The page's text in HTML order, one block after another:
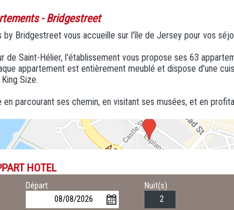
- Bridgestreet
Bridgestreet vous accueille sur l'île de Jersey pour vos
de Saint-Hélier, l'établissement vous propose ses 63
appartement est entièrement meublé et dispose d'une
Size.
parcourant ses chemin, en visitant ses musées, et en
HOTEL
Départ Nuit(s)